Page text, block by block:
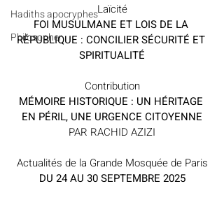
Hadiths apocryphes
Philosopher
Laïcité
FOI MUSULMANE ET LOIS DE LA
RÉPUBLIQUE : CONCILIER SÉCURITÉ ET
SPIRITUALITÉ
Contribution
MÉMOIRE HISTORIQUE : UN HÉRITAGE
EN PÉRIL, UNE URGENCE CITOYENNE
PAR RACHID AZIZI
Actualités de la Grande Mosquée de Paris
DU 24 AU 30 SEPTEMBRE 2025